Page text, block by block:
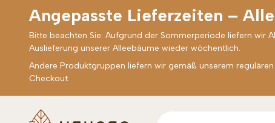
Angepasste Lieferzeiten –
Bitte beachten Sie: Aufgrund der Sommerperiode liefern wir
Auslieferung unserer Alleebäume wieder wöchentlich.
Andere Produktgruppen liefern wir gemäß unserem
Checkout.